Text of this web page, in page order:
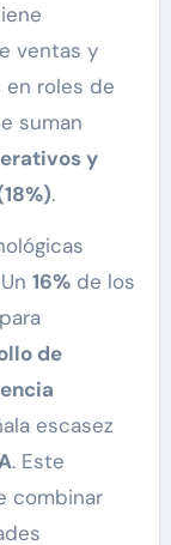
ventas y
roles de
suman
y
.
16%de los
de
escasez
. Este
combinar